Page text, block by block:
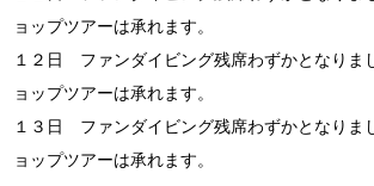
ョップツアーは承れます。
１２日 ファンダイビング残席わずかとなりま
ョップツアーは承れます。
１３日 ファンダイビング残席わずかとなりま
ョップツアーは承れます。